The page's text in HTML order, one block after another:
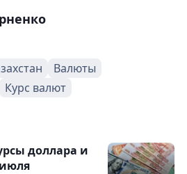
Валюты
Курс валют
доллара и